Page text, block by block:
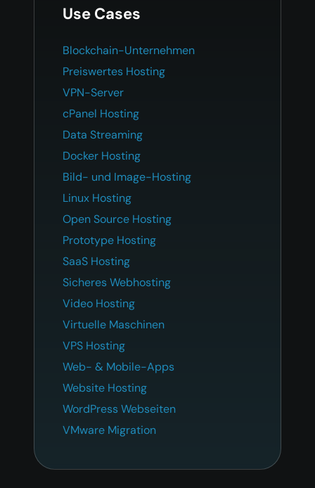
Use Cases
Blockchain-Unternehmen
Preiswertes Hosting
VPN-Server
cPanel Hosting
Data Streaming
Docker Hosting
Bild- und Image-Hosting
Linux Hosting
Open Source Hosting
Prototype Hosting
SaaS Hosting
Sicheres Webhosting
Video Hosting
Virtuelle Maschinen
VPS Hosting
Web- & Mobile-Apps
Website Hosting
WordPress Webseiten
VMware Migration